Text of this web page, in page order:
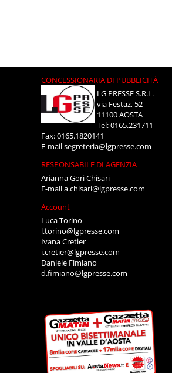
CONCESSIONARIA DI PUBBLICITÀ
LG PRESSE S.R.L.
via Festaz, 52
11100 AOSTA
Tel: 0165.231711
Fax: 0165.1820141
E-mailsegreteria@lgpresse.com
RESPONSABILE DI AGENZIA
Arianna Gori Chisari
E-maila.chisari@lgpresse.com
Account
Luca Torino
l.torino@lgpresse.com
Ivana Cretier
i.cretier@lgpresse.com
Daniele Fimiano
d.fimiano@lgpresse.com